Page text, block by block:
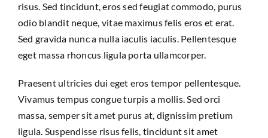
risus. Sed tincidunt, eros sed feugiat commodo, purus
odio blandit neque, vitae maximus felis eros et erat.
Sed gravida nunc a nulla iaculis iaculis. Pellentesque
eget massa rhoncus ligula porta ullamcorper.
Praesent ultricies dui eget eros tempor pellentesque.
Vivamus tempus congue turpis a mollis. Sed orci
massa, semper sit amet purus at, dignissim pretium
ligula. Suspendisse risus felis, tincidunt sit amet